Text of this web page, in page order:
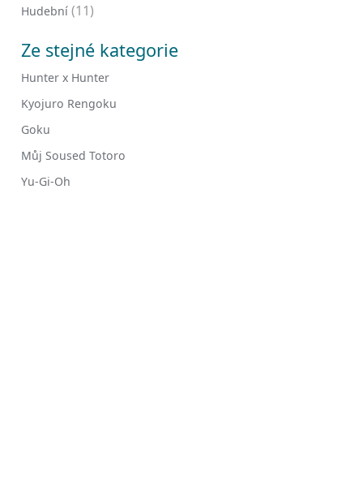
Hudební (11)
Ze stejné kategorie
Hunter x Hunter
Kyojuro Rengoku
Goku
Můj Soused Totoro
Yu-Gi-Oh